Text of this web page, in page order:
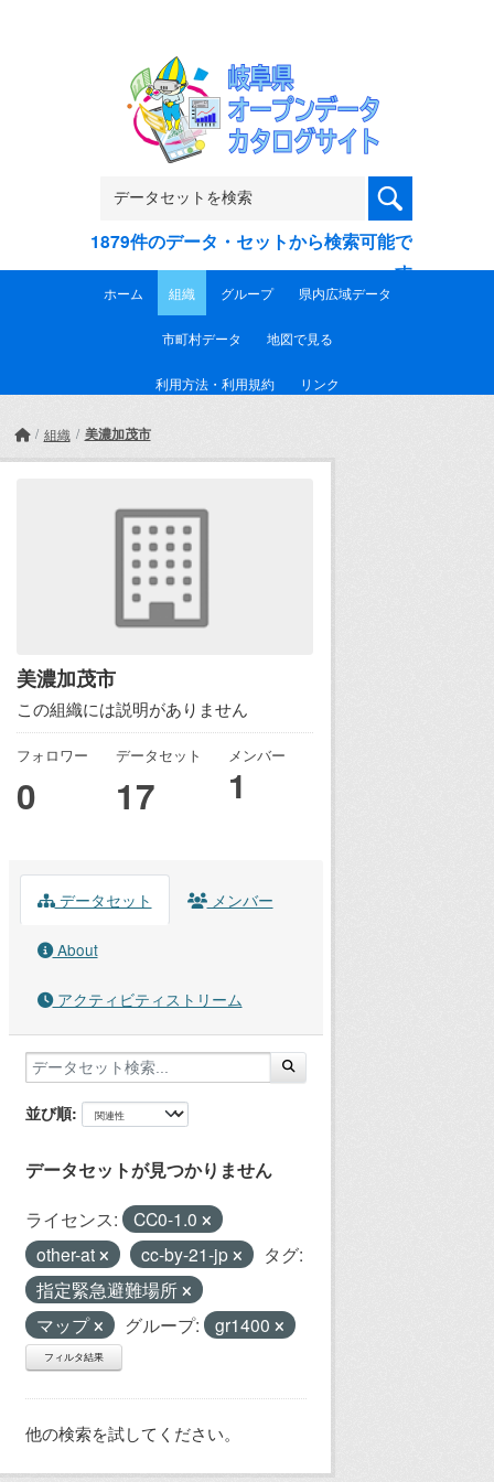
1879件のデータ・セットから検索可能で
す
ホーム 組織 グループ 県内広域データ
市町村データ 地図で見る
利用方法・利用規約 リンク
組織 美濃加茂市
美濃加茂市
この組織には説明がありません
フォロワー
0
データセット
17
メンバー
1
データセット メンバー
About
アクティビティストリーム
並び順
データセットが見つかりません
ライセンス:
CC0-1.0
other-at
cc-by-21-jp
タグ:
指定緊急避難場所
マップ
グループ: gr1400
フィルタ結果
他の検索を試してください。